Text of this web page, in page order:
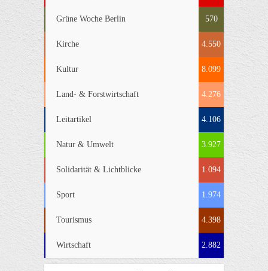
Grüne Woche Berlin 570
Kirche 4.550
Kultur 8.099
Land- & Forstwirtschaft 4.276
Leitartikel 4.106
Natur & Umwelt 3.927
Solidarität & Lichtblicke 1.094
Sport 1.974
Tourismus 4.398
Wirtschaft 2.882